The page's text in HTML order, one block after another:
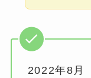
2022年8月